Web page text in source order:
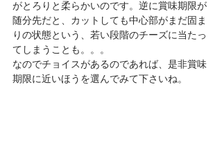
がとろりと柔らかいのです。逆に賞味期限が
随分先だと、カットしても中心部がまだ固ま
りの状態という、若い段階のチーズに当たっ
てしまうことも。。。
なのでチョイスがあるのであれば、是非賞味
期限に近いほうを選んでみて下さいね。